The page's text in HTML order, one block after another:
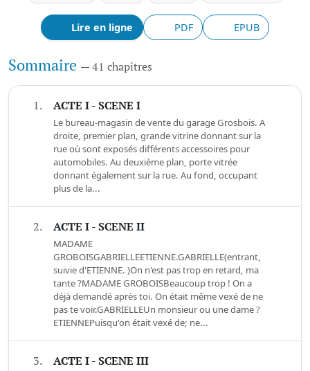
Lire en ligne PDF EPUB
Sommaire — 41 chapitres
1. ACTE I - SCENE I
Le bureau-magasin de vente du garage Grosbois. A
droite, premier plan, grande vitrine donnant sur la
rue où sont exposés différents accessoires pour
automobiles. Au deuxième plan, porte vitrée
donnant également sur la rue. Au fond, occupant
plus de la...
2. ACTE I - SCENE II
MADAME
GROBOISGABRIELLEETIENNE.GABRIELLE(entrant,
suivie d'ETIENNE. )On n'est pas trop en retard, ma
tante ?MADAME GROBOISBeaucoup trop ! On a
déjà demandé après toi. On était même vexé de ne
pas te voir.GABRIELLEUn monsieur ou une dame ?
ETIENNEPuisqu'on était vexé de; ne...
3. ACTE I - SCENE III